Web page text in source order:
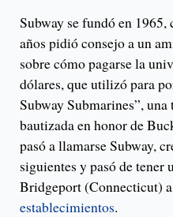
Subway se fundó en
años pidió consejo a un
sobre cómo pagarse la
dólares, que utilizó para
Subway Submarines”,
bautizada en honor de
pasó a llamarse Subway,
siguientes y pasó de tener
Bridgeport (Connecticut)
establecimientos.